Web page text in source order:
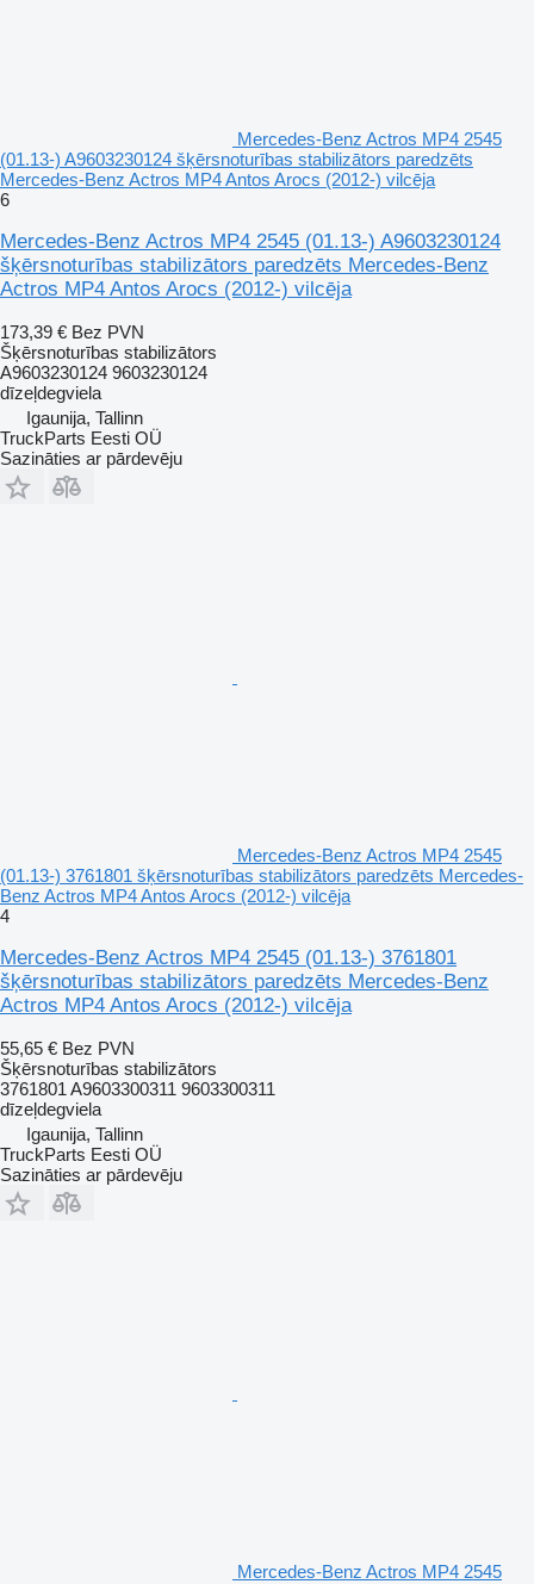
Mercedes-Benz Actros MP4 2545
(01.13-) A9603230124 šķērsnoturības stabilizātors paredzēts
Mercedes-Benz Actros MP4 Antos Arocs (2012-) vilcēja
6
Mercedes-Benz Actros MP4 2545 (01.13-) A9603230124
šķērsnoturības stabilizātors paredzēts Mercedes-Benz
Actros MP4 Antos Arocs (2012-) vilcēja
173,39 € Bez PVN
Šķērsnoturības stabilizātors
A9603230124 9603230124
dīzeļdegviela
Igaunija, Tallinn
TruckParts Eesti OÜ
Sazināties ar pārdevēju
Mercedes-Benz Actros MP4 2545
(01.13-) 3761801 šķērsnoturības stabilizātors paredzēts Mercedes-
Benz Actros MP4 Antos Arocs (2012-) vilcēja
4
Mercedes-Benz Actros MP4 2545 (01.13-) 3761801
šķērsnoturības stabilizātors paredzēts Mercedes-Benz
Actros MP4 Antos Arocs (2012-) vilcēja
55,65 € Bez PVN
Šķērsnoturības stabilizātors
3761801 A9603300311 9603300311
dīzeļdegviela
Igaunija, Tallinn
TruckParts Eesti OÜ
Sazināties ar pārdevēju
Mercedes-Benz Actros MP4 2545